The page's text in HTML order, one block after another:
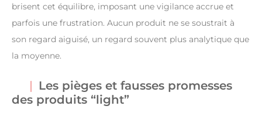
brisent cet équilibre, imposant une vigilance accrue et
parfois une frustration. Aucun produit ne se soustrait à
son regard aiguisé, un regard souvent plus analytique que
la moyenne.
Les pièges et fausses promesses
des produits “light”